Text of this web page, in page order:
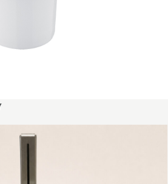
KLIENTEM
Bohéme Collection